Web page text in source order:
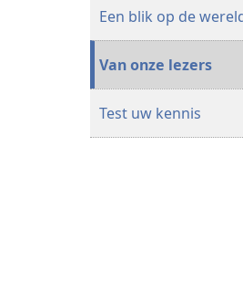
Een blik op de
Van onze lezers
Test uw kennis